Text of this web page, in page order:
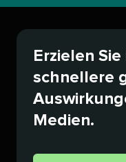
Erzielen
schnellere
Medien.​​